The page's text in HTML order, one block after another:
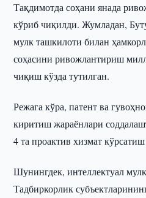
Тақдимотда соҳани янада
кўриб чиқилди. Жумладан,
мулк ташкилоти билан
соҳасини ривожлантириш
чиқиш кўзда тутилган.
Режага кўра, патент ва
киритиш жараёнлари
4 та проактив хизмат
Шунингдек, интеллектуал
Тадбиркорлик